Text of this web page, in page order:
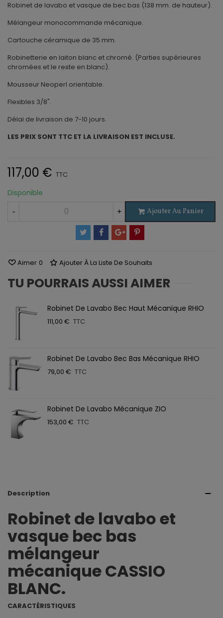
Robinet de lavabo et vasque de bec bas (138 mm. de hauteur).
Mélangeur monocommande mécanique.
Cartouche céramique de 35 mm.
Robinetterie en laiton blanc et chromé. (Parties supérieures
chromées et le reste en blanc).
Mousseur Neoperl orientable.
Flexibles 3/8".
Délai de livraison de 7-10 jours.
LES PRIX SONT TTC ET LA LIVRAISON EST INCLUSE.
117,00 € TTC
Disponible
- + Ajouter Au Panier
Aimer 0 Ajouter À La Liste De Souhaits
TU POURRAIS AUSSI AIMER
Robinet De Lavabo Bec Haut Mécanique RHIO
111,00 € TTC
Robinet De Lavabo Bec Bas Mécanique RHIO
79,00 € TTC
Robinet De Lavabo Mécanique ZIO
153,00 € TTC
Description
Robinet de lavabo et
vasque bec bas
mélangeur
mécanique CASSIO
BLANC.
CARACTÉRISTIQUES